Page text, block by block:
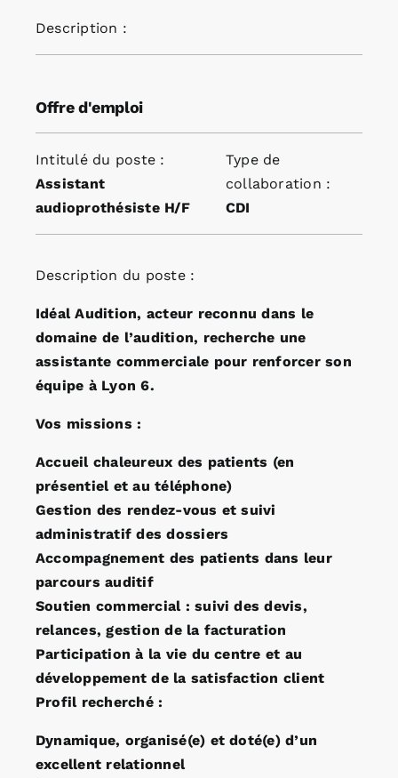
Description :
Offre d'emploi
Intitulé du poste :
Assistant
audioprothésiste H/F
Type de
collaboration :
CDI
Description du poste :
Idéal Audition, acteur reconnu dans le
domaine de l’audition, recherche une
assistante commerciale pour renforcer son
équipe à Lyon 6.
Vos missions :
Accueil chaleureux des patients (en
présentiel et au téléphone)
Gestion des rendez-vous et suivi
administratif des dossiers
Accompagnement des patients dans leur
parcours auditif
Soutien commercial : suivi des devis,
relances, gestion de la facturation
Participation à la vie du centre et au
développement de la satisfaction client
Profil recherché :
Dynamique, organisé(e) et doté(e) d’un
excellent relationnel